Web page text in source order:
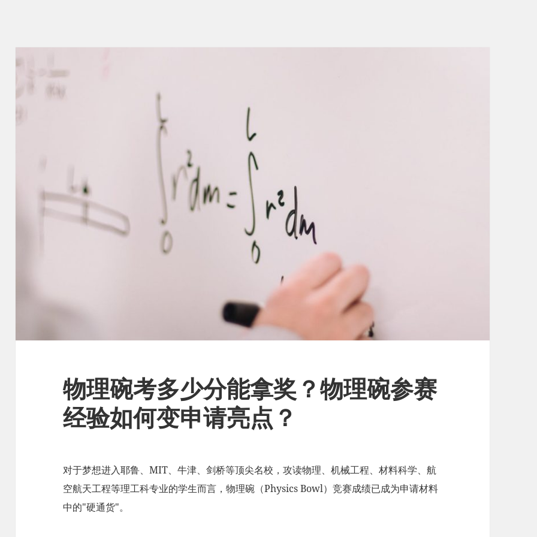
物理碗考多少分能拿奖？物理碗参赛
经验如何变申请亮点？
对于梦想进入​​耶鲁、MIT、牛津、剑桥​​等顶尖名校，攻读​​物理、机械工程、材料科学、航
空航天工程​​等理工科专业的学生而言，​​物理碗（Physics Bowl）竞赛成绩​​已成为申请材料
中的"硬通货"。